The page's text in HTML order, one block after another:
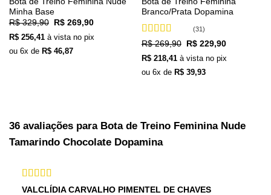
Minha Base
R$329,90
O
original
R$ 329,90.
R$269,90O
atual
R$256,41 à vista no pix
ou 6x de R$46,87
Branco/Prata Dopamina
Avaliação
4.97
(31)
R$269,90
O
original
R$ 269,90.
R$229,90O
atual
R$218,41 à vista no pix
ou 6x de R$39,93
36 avaliações para Bota de Treino Feminina Nude
Tamarindo Chocolate Dopamina
Avaliação5
VALCLÍDIA CARVALHO PIMENTEL DE CHAVES